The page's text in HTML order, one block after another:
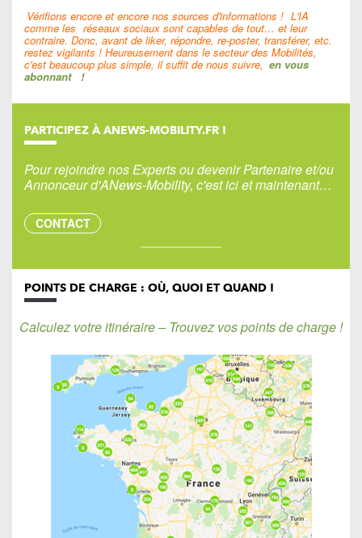
Vérifions encore et encore nos sources d'informations ! L'IA
comme les réseaux sociaux sont capables de tout… et leur
contraire. Donc, avant de liker, répondre, re-poster, transférer, etc.
restez vigilants ! Heureusement dans le secteur des Mobilités,
c'est beaucoup plus simple, il suffit de nous suivre, en vous
abonnant !
PARTICIPEZ À ANEWS-MOBILITY.FR !
Pour rejoindre nos Experts ou devenir Partenaire et/ou
Annonceur d'ANews-Mobility, c'est ici et maintenant…
CONTACT
POINTS DE CHARGE : OÙ, QUOI ET QUAND !
Calculez votre itinéraire – Trouvez vos points de charge !